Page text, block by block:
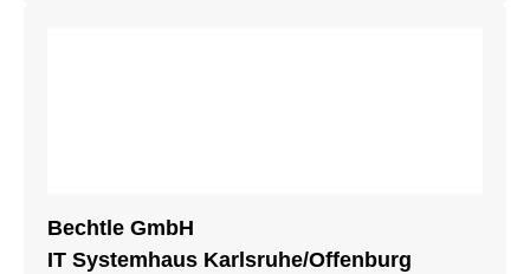
Bechtle GmbH
IT Systemhaus Karlsruhe/Offenburg